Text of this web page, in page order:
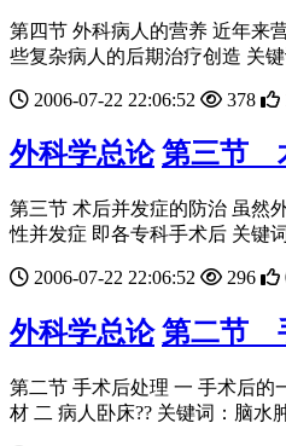
第四节 外科病人的营养 近年来
些复杂病人的后期治疗创造 关
2006-07-22 22:06:52 378
外科学总论 第三节
第三节 术后并发症的防治 虽然
性并发症 即各专科手术后 关键
2006-07-22 22:06:52 296
外科学总论 第二节
第二节 手术后处理 一 手术后的
材 二 病人卧床?? 关键词：脑水